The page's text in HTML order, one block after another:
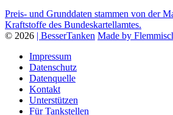
Preis- und Grunddaten stammen von der
Kraftstoffe des Bundeskartellamtes.
© 2026 | BesserTanken Made by
Impressum
Datenschutz
Datenquelle
Kontakt
Unterstützen
Für Tankstellen